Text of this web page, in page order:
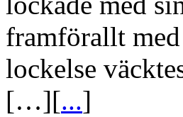
framförallt med
lockelse
[…][...]